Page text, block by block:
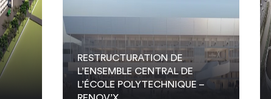
RESTRUCTURATION DE
L’ENSEMBLE CENTRAL DE
L’ÉCOLE POLYTECHNIQUE –